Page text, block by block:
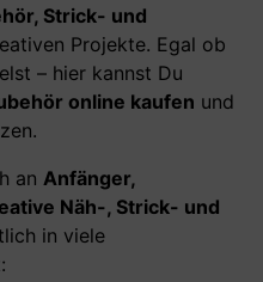
Strick- und
Projekte. Egal ob
– hier kannst Du
online kaufen und
an Anfänger,
Näh-, Strick- und
in viele